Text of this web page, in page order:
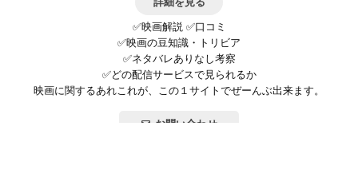
✅映画解説 ✅口コミ
✅映画の豆知識・トリビア
✅ネタバレありなし考察
✅どの配信サービスで見られるか
映画に関するあれこれが、この１サイトでぜーんぶ出来ます。
お問い合わせ